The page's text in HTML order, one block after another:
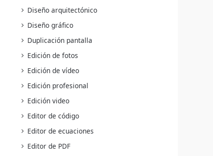
Diseño arquitectónico
Diseño gráfico
Duplicación pantalla
Edición de fotos
Edición de vídeo
Edición profesional
Edición video
Editor de código
Editor de ecuaciones
Editor de PDF